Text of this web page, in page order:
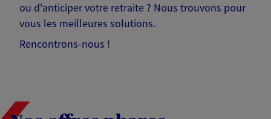
ou d'anticiper votre retraite ? Nous trouvons pour
vous les meilleures solutions.
Rencontrons-nous !